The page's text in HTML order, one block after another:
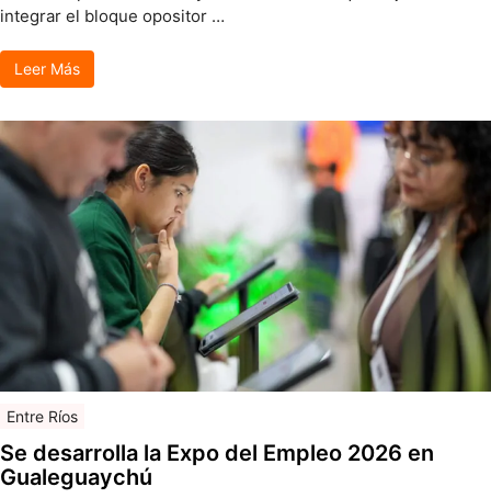
integrar el bloque opositor …
Leer Más
Entre Ríos
Se desarrolla la Expo del Empleo 2026 en
Gualeguaychú